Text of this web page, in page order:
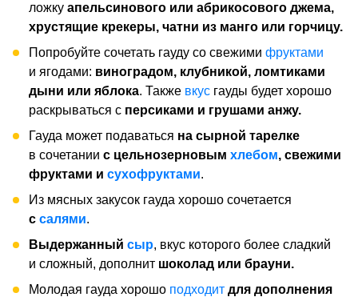
ложку апельсинового или абрикосового джема,
хрустящие крекеры, чатни из манго или горчицу.
Попробуйте сочетать гауду со свежими фруктами
и ягодами: виноградом, клубникой, ломтиками
дыни или яблока. Также вкус гауды будет хорошо
раскрываться с персиками и грушами анжу.
Гауда может подаваться на сырной тарелке
в сочетании с цельнозерновым хлебом, свежими
фруктами и сухофруктами.
Из мясных закусок гауда хорошо сочетается
с салями.
Выдержанный сыр, вкус которого более сладкий
и сложный, дополнит шоколад или брауни.
Молодая гауда хорошо подходит для дополнения